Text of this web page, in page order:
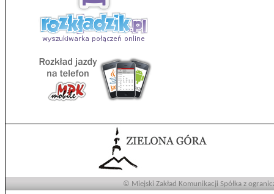
© Miejski Zakład Komunikacji Spółka z